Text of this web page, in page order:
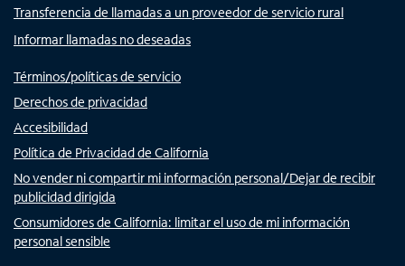
Transferencia de llamadas a un proveedor de servicio rural
Informar llamadas no deseadas
Términos/políticas de servicio
Derechos de privacidad
Accesibilidad
Política de Privacidad de California
No vender ni compartir mi información personal/Dejar de recibir
publicidad dirigida
Consumidores de California: limitar el uso de mi información
personal sensible